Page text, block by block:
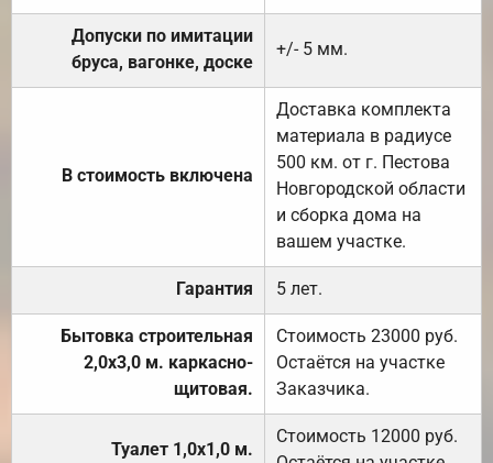
Допуски по имитации
бруса, вагонке, доске
+/- 5 мм.
В стоимость включена
Доставка комплекта
материала в радиусе
500 км. от г. Пестова
Новгородской области
и сборка дома на
вашем участке.
Гарантия 5 лет.
Бытовка строительная
2,0х3,0 м. каркасно-
щитовая.
Стоимость 23000 руб.
Остаётся на участке
Заказчика.
Туалет 1,0х1,0 м.
Стоимость 12000 руб.